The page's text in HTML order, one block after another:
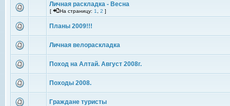
Личная раскладка - Весна
[ На страницу: 1 2 ]
Планы 2009!!!
Личная велораскладка
Поход на Алтай. Август 2008г.
Походы 2008.
Граждане туристы